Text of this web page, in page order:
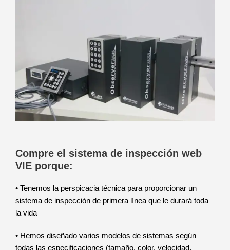
Compre el sistema de inspección web
VIE porque:
• Tenemos la perspicacia técnica para proporcionar un
sistema de inspección de primera línea que le durará toda
la vida
• Hemos diseñado varios modelos de sistemas según
todas las especificaciones (tamaño, color, velocidad,